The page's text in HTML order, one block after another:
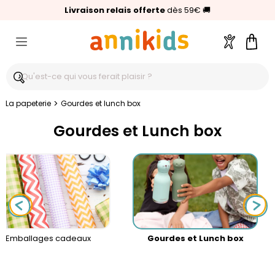
Livraison relais offertedès 59€ 🚚
🥇Palmarès Capital 2025 :Annikids N°1
⭐⭐⭐⭐⭐4,6/5(24 000 avis clients)
Compte
La papeterie > Gourdes et lunch box
Gourdes et Lunch box
Emballages cadeaux Gourdes et Lunch box